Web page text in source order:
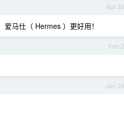
Apr 26
马仕（ Hermes ）更好用！
Feb 2
Jan 26